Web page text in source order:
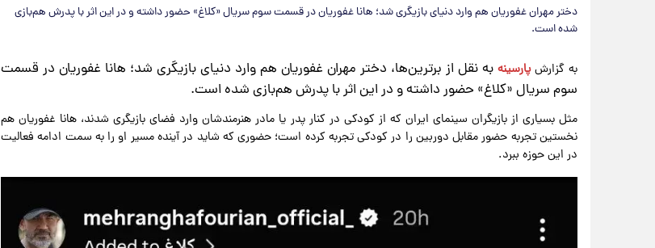
دختر مهران غفوریان هم وارد دنیای بازیگری شد؛ هانا غفوریان در قسمت سوم سریال «کلاغ» حضور داشته و در این اثر با پدرش هم‌بازی
شده است.
به گزارش پارسینه به نقل از برترین‌ها، دختر مهران غفوریان هم وارد دنیای بازیگری شد؛ هانا غفوریان در قسمت
سوم سریال «کلاغ» حضور داشته و در این اثر با پدرش هم‌بازی شده است.
مثل بسیاری از بازیگران سینمای ایران که از کودکی در کنار پدر یا مادر هنرمندشان وارد فضای بازیگری شدند، هانا غفوریان هم
نخستین تجربه حضور مقابل دوربین را در کودکی تجربه کرده است؛ حضوری که شاید در آینده مسیر او را به سمت ادامه فعالیت
در این حوزه ببرد.